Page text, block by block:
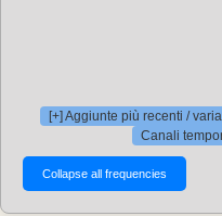
[+] Aggiunte più recenti /
Canali